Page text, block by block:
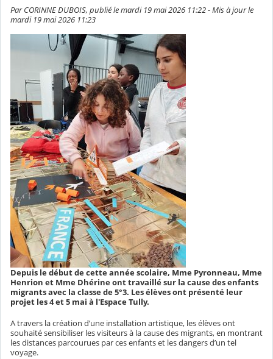
Par CORINNE DUBOIS, publié le mardi 19 mai 2026 11:22 - Mis à jour le
mardi 19 mai 2026 11:23
Depuis le début de cette année scolaire, Mme Pyronneau, Mme
Henrion et Mme Dhérine ont travaillé sur la cause des enfants
migrants avec la classe de 5°3. Les élèves ont présenté leur
projet les 4 et 5 mai à l'Espace Tully.
A travers la création d’une installation artistique, les élèves ont
souhaité sensibiliser les visiteurs à la cause des migrants, en montrant
les distances parcourues par ces enfants et les dangers d’un tel
voyage.